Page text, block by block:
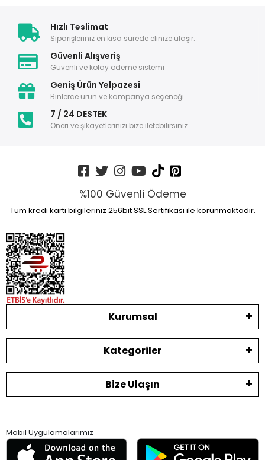
Hızlı Teslimat
Siparişleriniz en kısa sürede elinize ulaşır.
Güvenli Alışveriş
Güvenli ve kolay ödeme sistemi
Geniş Ürün Yelpazesi
Binlerce ürün ve kampanya seçeneği
7 / 24 DESTEK
Öneri ve şikayetlerinizi bize iletebilirsiniz.
%100 Güvenli Ödeme
Tüm kredi kartı bilgileriniz 256bit SSL Sertifikası ile korunmaktadır.
Kurumsal
Kategoriler
Bize Ulaşın
Mobil Uygulamalarımız